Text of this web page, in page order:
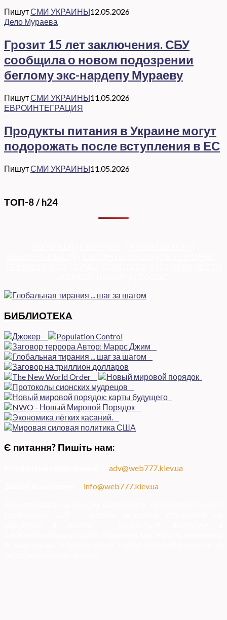
ПишутСМИ УКРАИНЫ12.05.2026
Дело Мураева
Грозит 15 лет заключения. СБУ
сообщила о новом подозрении
беглому экс-нардепу Мураеву
ПишутСМИ УКРАИНЫ11.05.2026
ЕВРОИНТЕГРАЦИЯ
Продукты питания в Украине могут
подорожать после вступления в ЕС
ПишутСМИ УКРАИНЫ11.05.2026
ТОП-8 / h24
БИБЛИОТЕКА
Є питання? Пишіть нам:
adv@web777.kiev.ua
info@web777.kiev.ua